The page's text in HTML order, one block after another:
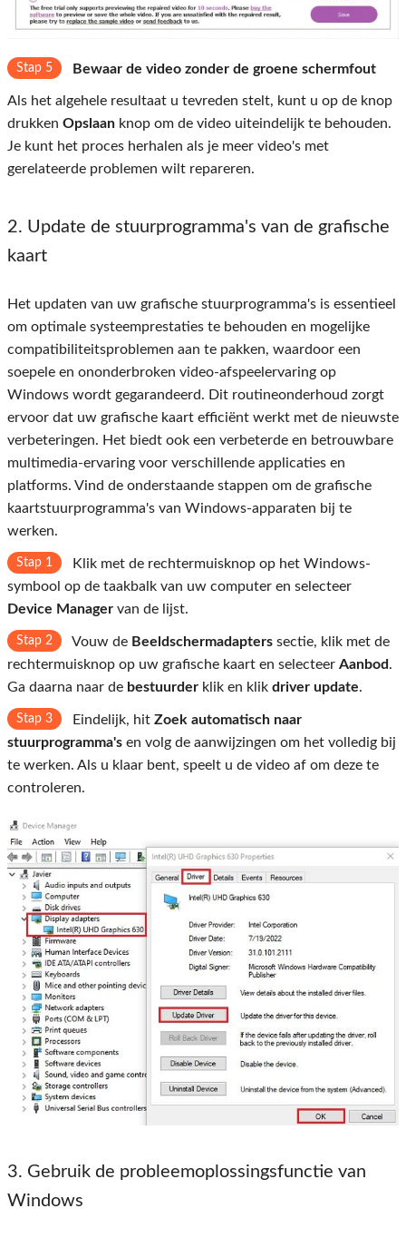
Stap 5 Bewaar de video zonder de groene schermfout
Als het algehele resultaat u tevreden stelt, kunt u op de knop
drukken Opslaan knop om de video uiteindelijk te behouden.
Je kunt het proces herhalen als je meer video's met
gerelateerde problemen wilt repareren.
2. Update de stuurprogramma's van de grafische
kaart
Het updaten van uw grafische stuurprogramma's is essentieel
om optimale systeemprestaties te behouden en mogelijke
compatibiliteitsproblemen aan te pakken, waardoor een
soepele en ononderbroken video-afspeelervaring op
Windows wordt gegarandeerd. Dit routineonderhoud zorgt
ervoor dat uw grafische kaart efficiënt werkt met de nieuwste
verbeteringen. Het biedt ook een verbeterde en betrouwbare
multimedia-ervaring voor verschillende applicaties en
platforms. Vind de onderstaande stappen om de grafische
kaartstuurprogramma's van Windows-apparaten bij te
werken.
Stap 1
Klik met de rechtermuisknop op het Windows-
symbool op de taakbalk van uw computer en selecteer
Device Manager van de lijst.
Stap 2 Vouw de Beeldschermadapters sectie, klik met de
rechtermuisknop op uw grafische kaart en selecteer Aanbod.
Ga daarna naar de bestuurder klik en klik driver update.
Stap 3 Eindelijk, hit Zoek automatisch naar
stuurprogramma's en volg de aanwijzingen om het volledig bij
te werken. Als u klaar bent, speelt u de video af om deze te
controleren.
3. Gebruik de probleemoplossingsfunctie van
Windows